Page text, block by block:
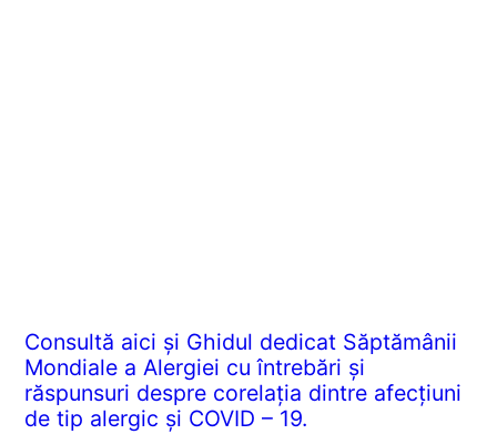
Consultă aici și Ghidul dedicat Săptămânii
Mondiale a Alergiei cu întrebări și
răspunsuri despre corelația dintre afecțiuni
de tip alergic și COVID – 19.